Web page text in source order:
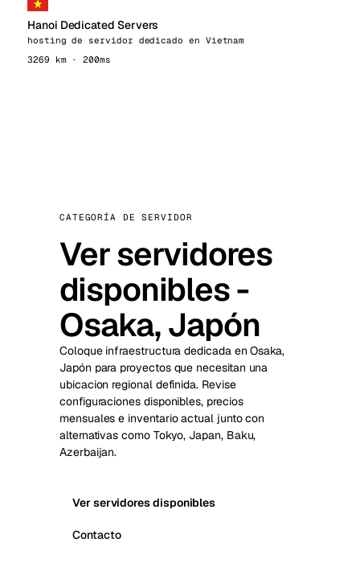
Hanoi Dedicated Servers
hosting de servidor dedicado en Vietnam
3269 km · 200ms
CATEGORÍA DE SERVIDOR
Ver servidores
disponibles -
Osaka, Japón
Coloque infraestructura dedicada en Osaka,
Japón para proyectos que necesitan una
ubicacion regional definida. Revise
configuraciones disponibles, precios
mensuales e inventario actual junto con
alternativas como Tokyo, Japan, Baku,
Azerbaijan.
Ver servidores disponibles
Contacto